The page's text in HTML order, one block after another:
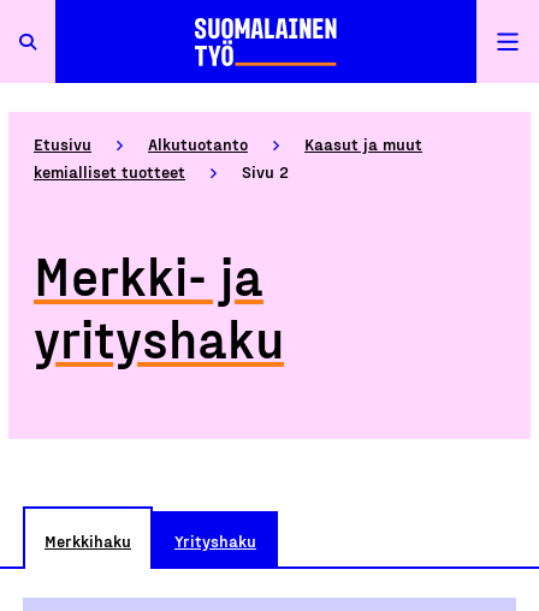
Etusivu Alkutuotanto
Kaasut ja muut
kemialliset tuotteet
Sivu 2
Merkki- ja
yrityshaku
Merkkihaku Yrityshaku